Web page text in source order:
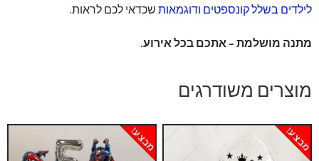
לילדים בשלל קונספטים ודוגמאות שכדאי לכם לראות.
מתנה מושלמת – אתכם בכל אירוע.
מוצרים משודרגים
מבצע! מבצע!